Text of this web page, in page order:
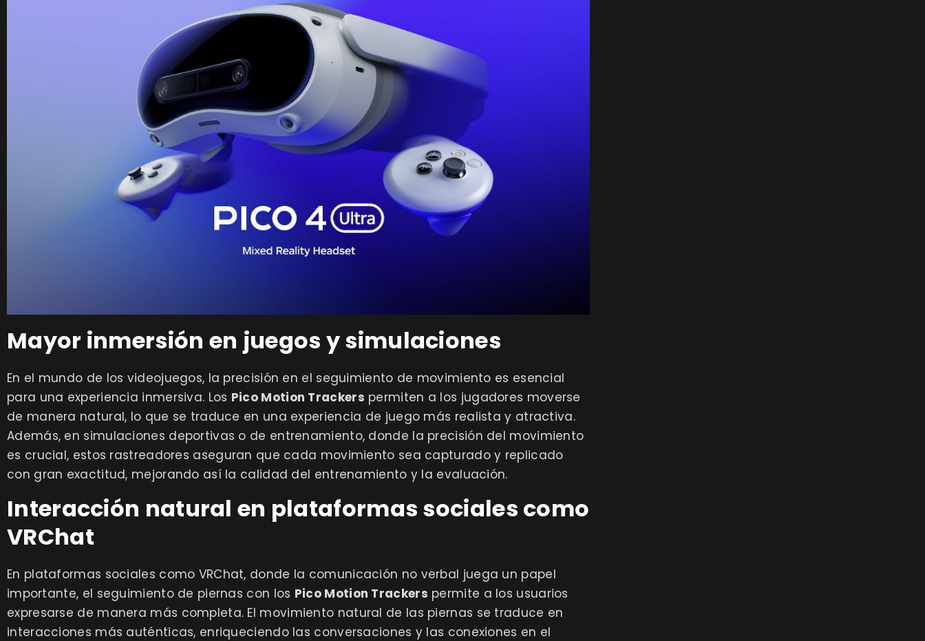
Mayor inmersión en juegos y simulaciones
En el mundo de los videojuegos, la precisión en el seguimiento de movimiento es esencial
para una experiencia inmersiva. Los Pico Motion Trackers permiten a los jugadores moverse
de manera natural, lo que se traduce en una experiencia de juego más realista y atractiva.
Además, en simulaciones deportivas o de entrenamiento, donde la precisión del movimiento
es crucial, estos rastreadores aseguran que cada movimiento sea capturado y replicado
con gran exactitud, mejorando así la calidad del entrenamiento y la evaluación.
Interacción natural en plataformas sociales como
VRChat
En plataformas sociales como VRChat, donde la comunicación no verbal juega un papel
importante, el seguimiento de piernas con los Pico Motion Trackers permite a los usuarios
expresarse de manera más completa. El movimiento natural de las piernas se traduce en
interacciones más auténticas, enriqueciendo las conversaciones y las conexiones en el